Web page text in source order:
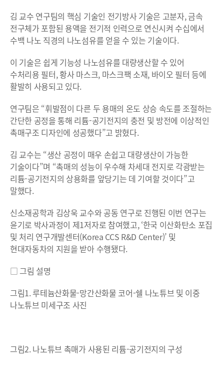
김 교수 연구팀의 핵심 기술인 전기방사 기술은 고분자, 금속
전구체가 포함된 용액을 전기적 인력으로 연신시켜 수십에서
수백 나노 직경의 나노섬유를 얻을 수 있는 기술이다.
이 기술은 쉽게 기능성 나노섬유를 대량생산할 수 있어
수처리용 필터, 황사 마스크, 마스크팩 소재, 바이오 필터 등에
활발히 사용되고 있다.
연구팀은 “휘발점이 다른 두 용매의 온도 상승 속도를 조절하는
간단한 공정을 통해 리튬-공기전지의 충전 및 방전에 이상적인
촉매구조 디자인에 성공했다”고 밝혔다.
김 교수는 “생산 공정이 매우 손쉽고 대량생산이 가능한
기술이다”며 “촉매의 성능이 우수해 차세대 전지로 각광받는
리튬-공기전지의 상용화를 앞당기는 데 기여할 것이다”고
말했다.
신소재공학과 김상욱 교수와 공동 연구로 진행된 이번 연구는
윤기로 박사과정이 제1저자로 참여했고, ‘한국 이산화탄소 포집
및 처리 연구개발센터(Korea CCS R&D Center)’ 및
현대자동차의 지원을 받아 수행됐다.
□ 그림 설명
그림1. 루테늄산화물-망간산화물 코어-쉘 나노튜브 및 이중
나노튜브 미세구조 사진
그림2. 나노튜브 촉매가 사용된 리튬-공기전지의 구성